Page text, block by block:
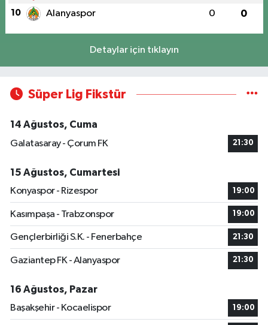
10 Alanyaspor 0 0
Detaylar için tıklayın
Süper Lig Fikstür
14 Ağustos, Cuma
Galatasaray - Çorum FK
21:30
15 Ağustos, Cumartesi
Konyaspor - Rizespor
19:00
Kasımpaşa - Trabzonspor 19:00
Gençlerbirliği S.K. - Fenerbahçe 21:30
Gaziantep FK - Alanyaspor 21:30
16 Ağustos, Pazar
Başakşehir - Kocaelispor
19:00